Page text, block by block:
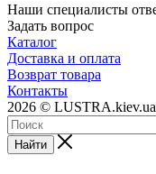
Наши специалисты
Задать вопрос
Каталог
Доставка и оплата
Возврат товара
Контакты
2026 © LUSTRA.kiev.ua
Найти